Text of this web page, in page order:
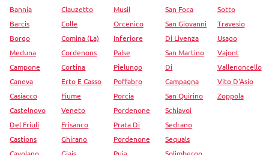
Bannia
Barcis
Borgo
Meduna
Campone
Caneva
Casiacco
Castelnovo
Del Friuli
Castions
Cavolano
Clauzetto
Colle
Comina (La)
Cordenons
Cortina
Erto E Casso
Fiume
Veneto
Frisanco
Ghirano
Giais
Musil
Orcenico
Inferiore
Palse
Pielungo
Poffabro
Porcia
Pordenone
Prata Di
Pordenone
Puia
San Foca
San Giovanni
Di Livenza
San Martino
Di
Campagna
San Quirino
Schiavoi
Sedrano
Sequals
Solimbergo
Sotto
Travesio
Usago
Vajont
Vallenoncello
Vito D'Asio
Zoppola